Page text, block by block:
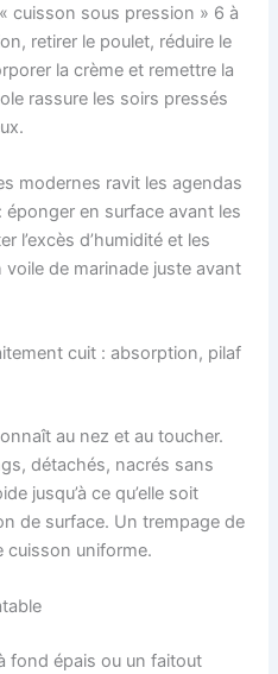
cuisson sous pression » 6 à
retirer le poulet, réduire le
la crème et remettre la
rassure les soirs pressés
modernes ravit les agendas
en surface avant les
l’excès d’humidité et les
de marinade juste avant
cuit : absorption, pilaf
au nez et au toucher.
détachés, nacrés sans
jusqu’à ce qu’elle soit
de surface. Un trempage de
cuisson uniforme.
fond épais ou un faitout